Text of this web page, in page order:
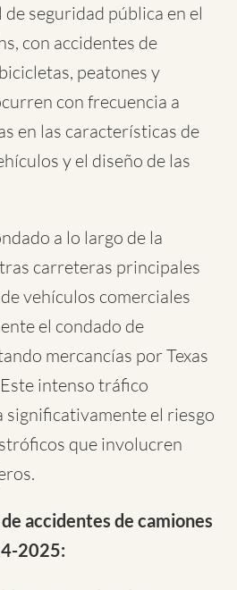
seguridad pública en el
con accidentes de
peatones y
con frecuencia a
en las características de
y el diseño de las
a lo largo de la
carreteras principales
vehículos comerciales
el condado de
mercancías por Texas
intenso tráfico
significativamente el riesgo
que involucren
accidentes de camiones
2025: